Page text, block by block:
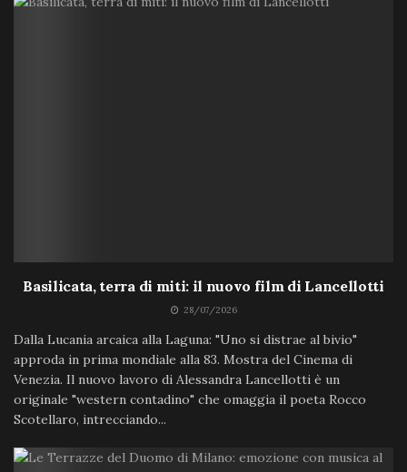
Basilicata, terra di miti: il nuovo film di Lancellotti
28/07/2026
Dalla Lucania arcaica alla Laguna: "Uno si distrae al bivio"
approda in prima mondiale alla 83. Mostra del Cinema di
Venezia. Il nuovo lavoro di Alessandra Lancellotti è un
originale "western contadino" che omaggia il poeta Rocco
Scotellaro, intrecciando...